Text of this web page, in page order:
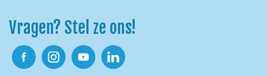
Vragen? Stel ze ons!